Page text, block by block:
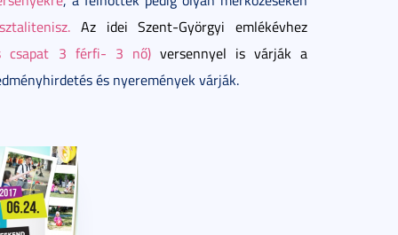
Az idei Szent-Györgyi emlékévhez
csapat 3 férfi- 3 nő) versennyel is várják a
és nyeremények várják.